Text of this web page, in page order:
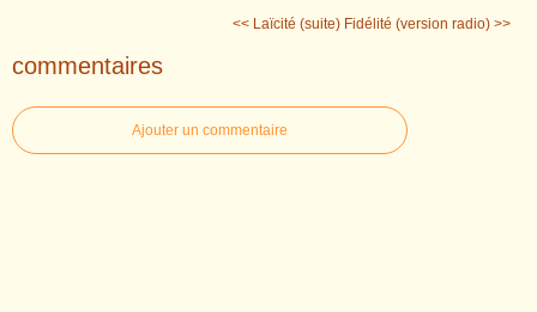
<< Laïcité (suite) Fidélité (version radio) >>
commentaires
Ajouter un commentaire